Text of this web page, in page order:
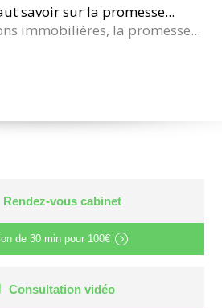
savoir sur la promesse...
immobilières, la promesse...
Rendez-vous cabinet
de 30 min pour 100€
Consultation vidéo